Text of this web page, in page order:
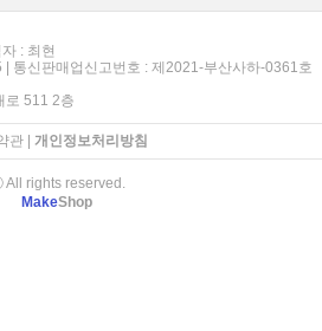
: 최현
통신판매업신고번호 : 제2021-부산사하-0361호
로 511 2층
관| 개인정보처리방침
rights reserved.
MakeShop